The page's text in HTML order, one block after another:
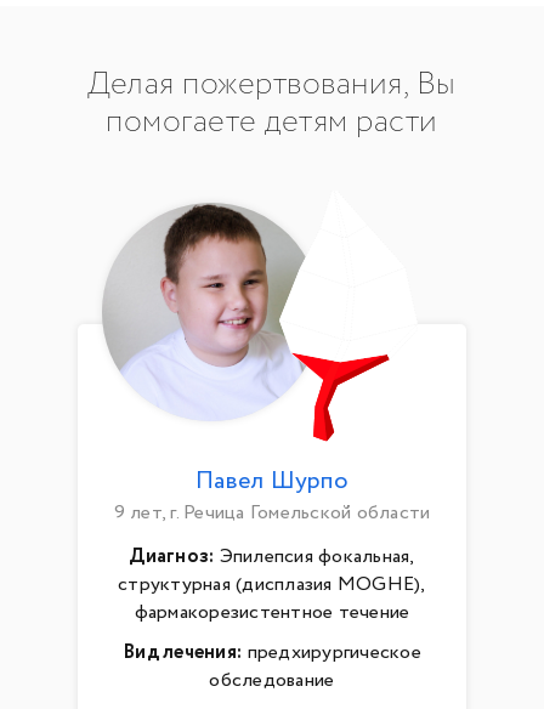
Делая пожертвования, Вы
помогаете детям расти
Павел Шурпо
9 лет, г. Речица Гомельской области
Диагноз: Эпилепсия фокальная,
структурная (дисплазия MOGHE),
фармакорезистентное течение
Вид лечения: предхирургическое
обследование